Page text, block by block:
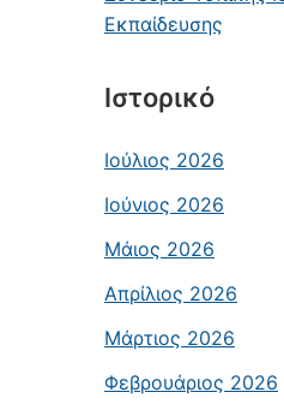
Εκπαίδευσης
Ιστορικό
Ιούλιος 2026
Ιούνιος 2026
Μάιος 2026
Απρίλιος 2026
Μάρτιος 2026
Φεβρουάριος 2026